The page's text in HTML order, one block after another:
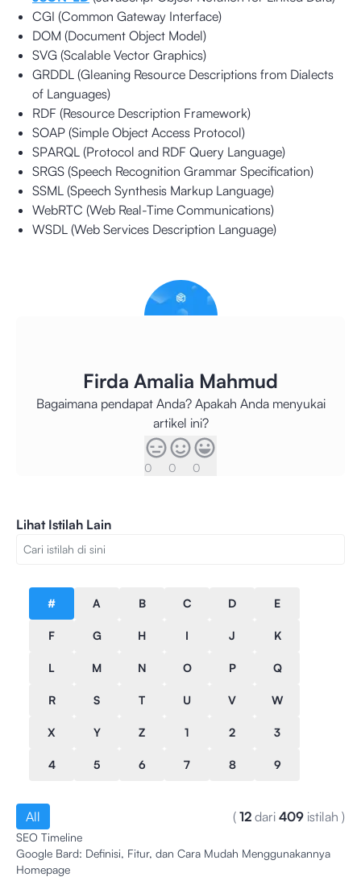
CGI (Common Gateway Interface)
DOM (Document Object Model)
SVG (Scalable Vector Graphics)
GRDDL (Gleaning Resource Descriptions from Dialects
of Languages)
RDF (Resource Description Framework)
SOAP (Simple Object Access Protocol)
SPARQL (Protocol and RDF Query Language)
SRGS (Speech Recognition Grammar Specification)
SSML (Speech Synthesis Markup Language)
WebRTC (Web Real-Time Communications)
WSDL (Web Services Description Language)
Firda Amalia Mahmud
Bagaimana pendapat Anda? Apakah Anda menyukai
artikel ini?
0 0 0
Lihat Istilah Lain
# A B C D E
F G H I J K
L M N O P Q
R S T U V W
X Y Z 1 2 3
4 5 6 7 8 9
All ( 12 dari 409 istilah )
SEO Timeline
Google Bard: Definisi, Fitur, dan Cara Mudah Menggunakannya
Homepage